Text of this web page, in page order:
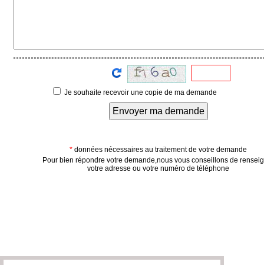
Je souhaite recevoir une copie de ma demande
Envoyer ma demande
* données nécessaires au traitement de votre demande
Pour bien répondre votre demande,nous vous conseillons de
votre adresse ou votre numéro de téléphone